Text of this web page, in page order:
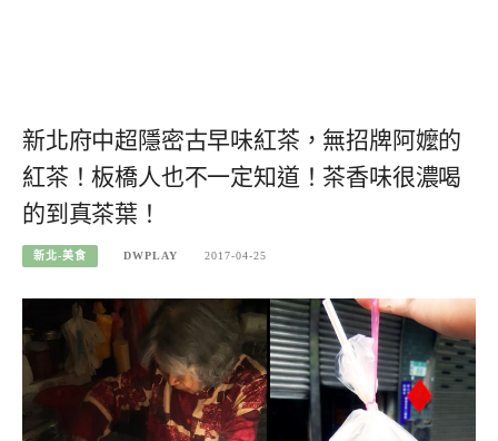
新北府中超隱密古早味紅茶，無招牌阿嬤的
紅茶！板橋人也不一定知道！茶香味很濃喝
的到真茶葉！
新北-美食 DWPLAY 2017-04-25